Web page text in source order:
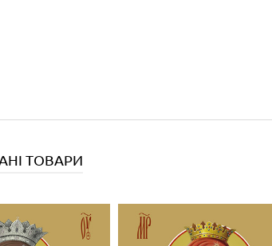
ТОВАРИ